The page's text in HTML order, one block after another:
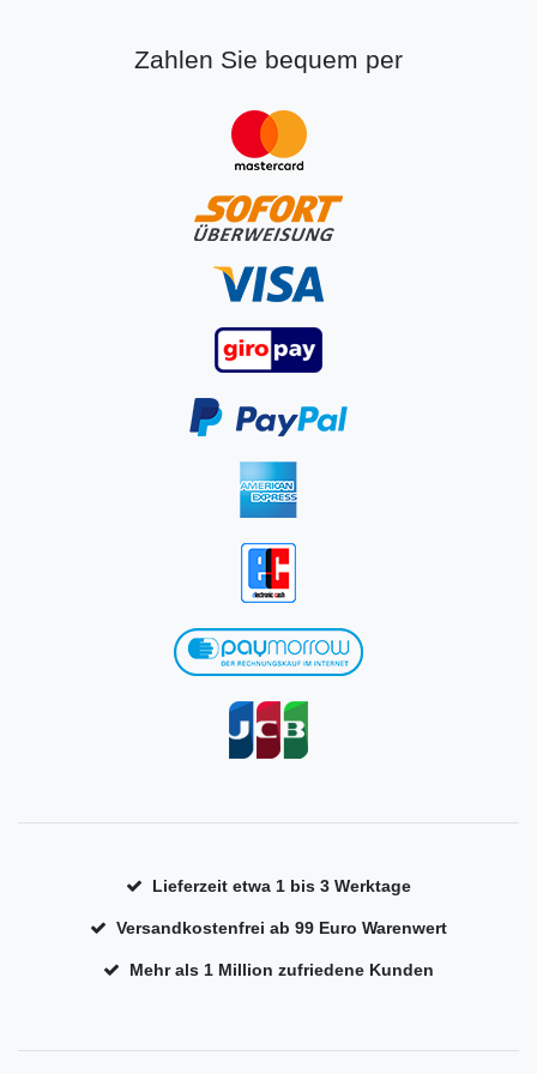
Zahlen Sie bequem per
Lieferzeit etwa 1 bis 3 Werktage
Versandkostenfrei ab 99 Euro Warenwert
Mehr als 1 Million zufriedene Kunden